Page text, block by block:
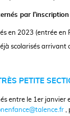
par
en 2023 (entrée en
scolarisés arrivant
PETITE
entre le 1er
,